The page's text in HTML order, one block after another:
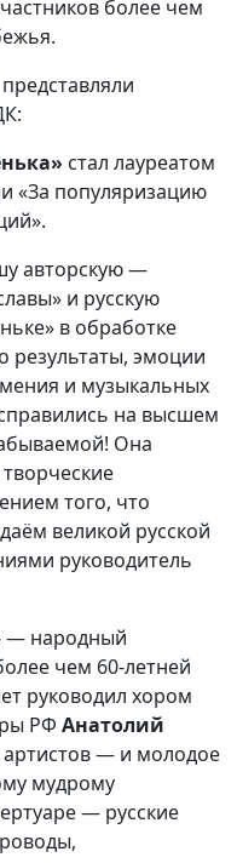
более чем
стал лауреатом
«За популяризацию
авторскую —
и русскую
в обработке
результаты, эмоции
и музыкальных
на высшем
Она
того, что
великой русской
руководитель
— народный
чем 60-летней
руководил хором
РФ Анатолий
— и молодое
мудрому
— русские